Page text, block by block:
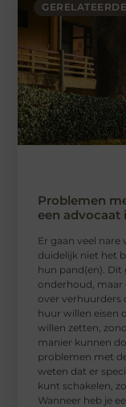
Problemen
een advocaat
Er gaan veel
duidelijk niet het
hun pand(en). Dit
onderhoud, maar
over verhuurders
huur willen eisen
willen zetten,
manier kunnen
problemen met
weten dat er
kunt schakelen,
Wanneer heb je